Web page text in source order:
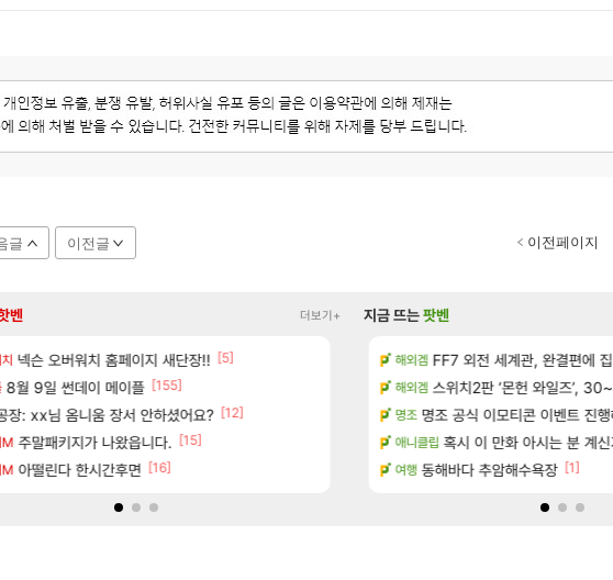
글 이전글 이전페이지
벤 더보기+
넥슨 오버워치 홈페이지 새단장!! [5]
8월 9일 썬데이 메이플 [155]
장: xx님 옴니움 장서 안하셨어요? [12]
M 주말패키지가 나왔읍니다. [15]
M 아떨린다 한시간후면 [16]
메이플 현재 나무위키 실검 1위인 김규원
로아 골드 파는 게 왜 쌀숭이임? [191]
검은사막 대충 연구소요약 [5]
메이플 ㅇㅂ)진짜 개웃기네 ㅋㅋ [47]
검은사막 풍풍풍 군왕주차가 씹이득 가성
지금 뜨는팟벤
오라 아스오라 성우 정보 및 출연작 모음
오라 아키츠 아키나 성우 정보 및 주요 필모
트 모든 성소 위치 공략 (40개) - 귀환한 영혼 도전과제
제로 프롤로그 테스트를 마치고.. (feat. 리아)
트 모든 바우에라 업그레이드 아이템 획득 위치 공략 (89개)
해외겜 FF7 외전 세계관, 완결편에
해외겜 스위치2판 ‘몬헌 와일즈’,
명조 명조 공식 이모티콘 이벤트 진행해봤습니
애니클립 혹시 이 만화 아시는 분 계신
여행 동해바다 추암해수욕장 [1]